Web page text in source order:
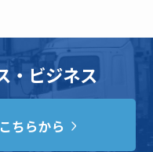
・ビジネス
ちらから